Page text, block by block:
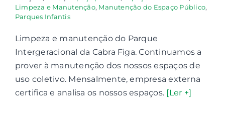
Limpeza e Manutenção, Manutenção do Espaço Público,
Parques Infantis
Limpeza e manutenção do Parque
Intergeracional da Cabra Figa. Continuamos a
prover à manutenção dos nossos espaços de
uso coletivo. Mensalmente, empresa externa
certifica e analisa os nossos espaços. [Ler +]
e